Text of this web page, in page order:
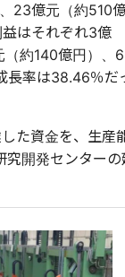
23億元（約510
はそれぞれ3億
約140億円）、6
長率は38.46％だ
た資金を、生産
究開発センターの